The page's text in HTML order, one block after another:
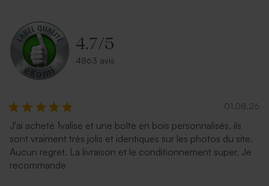
4.7/5
4863 avis
01.08.26
J'ai acheté 1valise et une boîte en bois personnalisés, ils
sont vraiment très jolis et identiques sur les photos du site.
Aucun regret. La livraison et le conditionnement super. Je
recommande